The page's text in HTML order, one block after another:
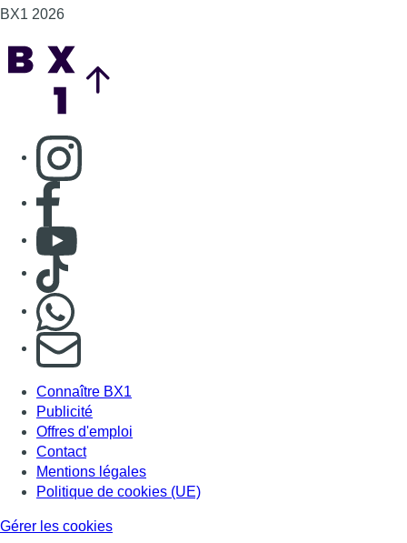
BX1 2026
Consulter page Instagram
Consulter page Facebook
Consulter Youtube
Consulter TikTok
S'abonner à notre newsletter
Connaître BX1
Publicité
Offres d'emploi
Contact
Mentions légales
Politique de cookies (UE)
Gérer les cookies